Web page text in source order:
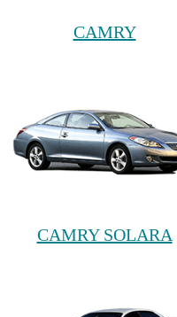
CAMRY
CAMRY SOLARA